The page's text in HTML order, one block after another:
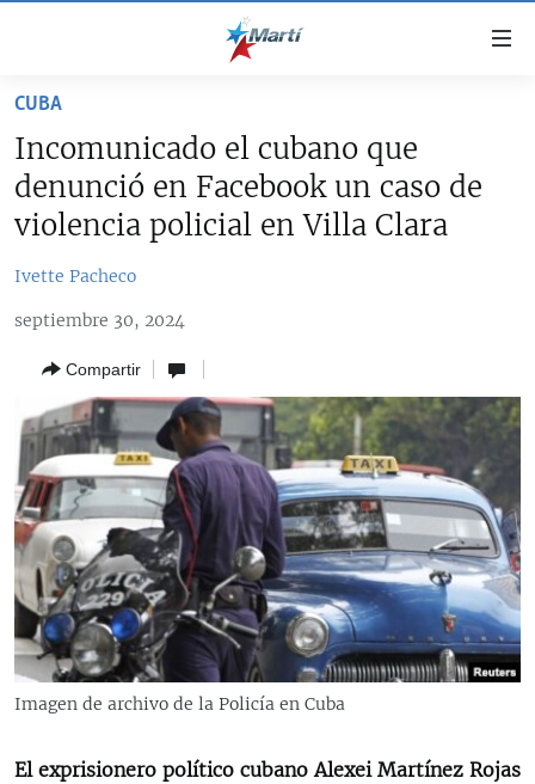
accesibilidad
contenido
principal
navegación
principal
búsqueda
CUBA
CUBA
SOBRE CUBA
ESTADOS UNIDOS
DEPORTES
ARTE Y ENTRETENIMIENTO
OPINIÓN GRÁFICA
AUDIOVISUALES MARTÍ
RADIO MARTÍ
ESPECIALES
ESPECIALES
LA REALIDAD DE LA VIVIENDA EN CUBA
KENTU-CUBANO
MULTIMEDIA
EDITORIALES
CUBA
Incomunicado el cubano que
denunció en Facebook un caso de
violencia policial en Villa Clara
Ivette Pacheco
septiembre 30, 2024
Compartir
Imagen de archivo de la Policía en Cuba
El exprisionero político cubano Alexei Martínez Rojas